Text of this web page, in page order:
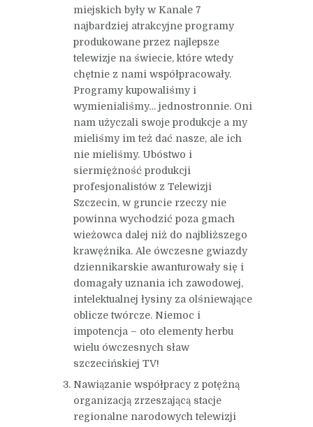
miejskich były w Kanale 7
najbardziej atrakcyjne programy
produkowane przez najlepsze
telewizje na świecie, które wtedy
chętnie z nami współpracowały.
Programy kupowaliśmy i
wymienialiśmy… jednostronnie. Oni
nam użyczali swoje produkcje a my
mieliśmy im też dać nasze, ale ich
nie mieliśmy. Ubóstwo i
siermiężność produkcji
profesjonalistów z Telewizji
Szczecin, w gruncie rzeczy nie
powinna wychodzić poza gmach
wieżowca dalej niż do najbliższego
krawężnika. Ale ówczesne gwiazdy
dziennikarskie awanturowały się i
domagały uznania ich zawodowej,
intelektualnej łysiny za olśniewające
oblicze twórcze. Niemoc i
impotencja – oto elementy herbu
wielu ówczesnych sław
szczecińskiej TV!
Nawiązanie współpracy z potężną
organizacją zrzeszającą stacje
regionalne narodowych telewizji